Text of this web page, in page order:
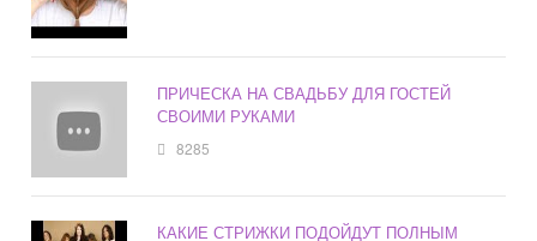
ПРИЧЕСКА НА СВАДЬБУ ДЛЯ ГОСТЕЙ
СВОИМИ РУКАМИ
8285
КАКИЕ СТРИЖКИ ПОДОЙДУТ ПОЛНЫМ